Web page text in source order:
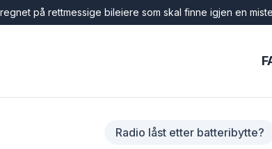
på rettmessige bileiere som skal finne igjen en
Radio låst etter batteribytte?